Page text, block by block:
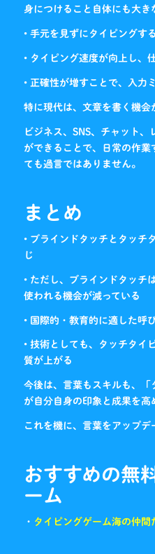
身につけること自体にも大き
• 手元を見ずにタイピングす
• タイピング速度が向上し、
• 正確性が増すことで、入力
特に現代は、文章を書く機会
ビジネス、SNS、チャット
ができることで、日常の作業
ても過言ではありません。
まとめ
• ブラインドタッチとタッチ
じ
• ただし、ブラインドタッチ
使われる機会が減っている
• 国際的・教育的に適した呼
• 技術としても、タッチタイ
質が上がる
今後は、言葉もスキルも、「
が自分自身の印象と成果を高
これを機に、言葉をアップデ
おすすめの無
ーム
・ タイピングゲーム海の仲間